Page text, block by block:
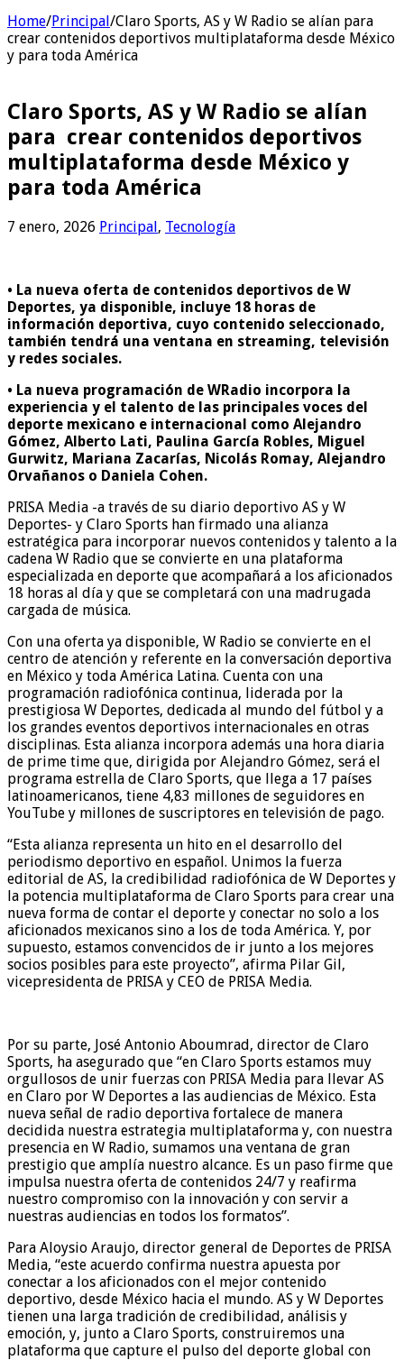
Home/Principal/Claro Sports, AS y W Radio se alían para
crear contenidos deportivos multiplataforma desde México
y para toda América
Claro Sports, AS y W Radio se alían
para crear contenidos deportivos
multiplataforma desde México y
para toda América
7 enero, 2026 Principal, Tecnología
• La nueva oferta de contenidos deportivos de W
Deportes, ya disponible, incluye 18 horas de
información deportiva, cuyo contenido seleccionado,
también tendrá una ventana en streaming, televisión
y redes sociales.
• La nueva programación de WRadio incorpora la
experiencia y el talento de las principales voces del
deporte mexicano e internacional como Alejandro
Gómez, Alberto Lati, Paulina García Robles, Miguel
Gurwitz, Mariana Zacarías, Nicolás Romay, Alejandro
Orvañanos o Daniela Cohen.
PRISA Media -a través de su diario deportivo AS y W
Deportes- y Claro Sports han firmado una alianza
estratégica para incorporar nuevos contenidos y talento a la
cadena W Radio que se convierte en una plataforma
especializada en deporte que acompañará a los aficionados
18 horas al día y que se completará con una madrugada
cargada de música.
Con una oferta ya disponible, W Radio se convierte en el
centro de atención y referente en la conversación deportiva
en México y toda América Latina. Cuenta con una
programación radiofónica continua, liderada por la
prestigiosa W Deportes, dedicada al mundo del fútbol y a
los grandes eventos deportivos internacionales en otras
disciplinas. Esta alianza incorpora además una hora diaria
de prime time que, dirigida por Alejandro Gómez, será el
programa estrella de Claro Sports, que llega a 17 países
latinoamericanos, tiene 4,83 millones de seguidores en
YouTube y millones de suscriptores en televisión de pago.
“Esta alianza representa un hito en el desarrollo del
periodismo deportivo en español. Unimos la fuerza
editorial de AS, la credibilidad radiofónica de W Deportes y
la potencia multiplataforma de Claro Sports para crear una
nueva forma de contar el deporte y conectar no solo a los
aficionados mexicanos sino a los de toda América. Y, por
supuesto, estamos convencidos de ir junto a los mejores
socios posibles para este proyecto”, afirma Pilar Gil,
vicepresidenta de PRISA y CEO de PRISA Media.
Por su parte, José Antonio Aboumrad, director de Claro
Sports, ha asegurado que “en Claro Sports estamos muy
orgullosos de unir fuerzas con PRISA Media para llevar AS
en Claro por W Deportes a las audiencias de México. Esta
nueva señal de radio deportiva fortalece de manera
decidida nuestra estrategia multiplataforma y, con nuestra
presencia en W Radio, sumamos una ventana de gran
prestigio que amplía nuestro alcance. Es un paso firme que
impulsa nuestra oferta de contenidos 24/7 y reafirma
nuestro compromiso con la innovación y con servir a
nuestras audiencias en todos los formatos”.
Para Aloysio Araujo, director general de Deportes de PRISA
Media, “este acuerdo confirma nuestra apuesta por
conectar a los aficionados con el mejor contenido
deportivo, desde México hacia el mundo. AS y W Deportes
tienen una larga tradición de credibilidad, análisis y
emoción, y, junto a Claro Sports, construiremos una
plataforma que capture el pulso del deporte global con